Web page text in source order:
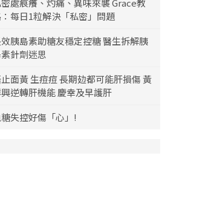
每日1粒解決「私密」問題
胰島素助糖友穩定控糖 醫生拆解胰
針劑迷思
面黃 生痘痘 長期攰都可能肝損傷 黃
逆轉肝機能 慶幸及早護肝
糖失控好傷「心」!